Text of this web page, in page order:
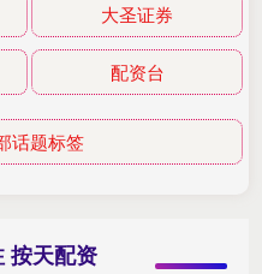
大圣证券
配资台
话题标签
按天配资